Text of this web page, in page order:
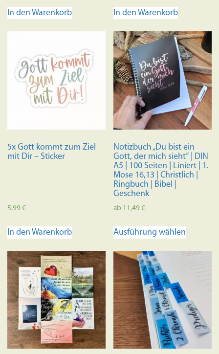
In den Warenkorb In den Warenkorb
5x Gott kommt zum Ziel
mit Dir – Sticker
5,99€
In den Warenkorb
Notizbuch „Du bist ein
Gott, der mich sieht“ | DIN
A5 | 100 Seiten | Liniert | 1.
Mose 16,13 | Christlich |
Ringbuch | Bibel |
Geschenk
ab 11,49€
Ausführung wählen
Die
können
auf
der